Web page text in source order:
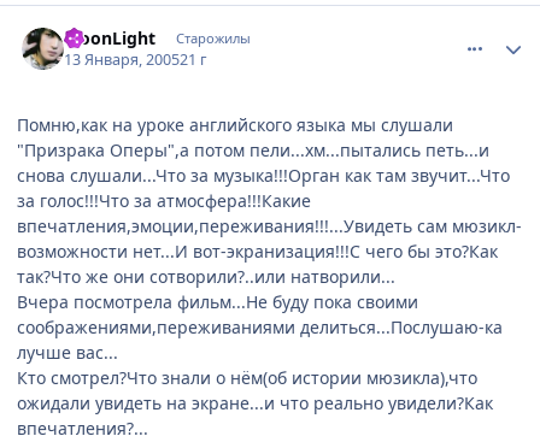
MoonLight Старожилы
13 Января, 200521 г
Помню,как на уроке английского языка мы слушали
"Призрака Оперы",а потом пели...хм...пытались петь...и
снова слушали...Что за музыка!!!Орган как там звучит...Что
за голос!!!Что за атмосфера!!!Какие
впечатления,эмоции,переживания!!!...Увидеть сам мюзикл-
возможности нет...И вот-экранизация!!!С чего бы это?Как
так?Что же они сотворили?..или натворили...
Вчера посмотрела фильм...Не буду пока своими
соображениями,переживаниями делиться...Послушаю-ка
лучше вас...
Кто смотрел?Что знали о нём(об истории мюзикла),что
ожидали увидеть на экране...и что реально увидели?Как
впечатления?...